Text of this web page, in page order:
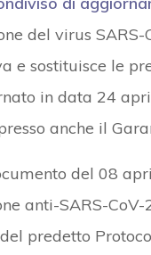
del virus SARS-
e sostituisce le
in data 24
anche il
del 08
anti-SARS-
predetto